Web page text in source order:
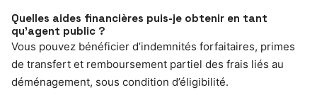
Quelles aides financières puis-je obtenir en tant
qu’agent public ?
Vous pouvez bénéficier d’indemnités forfaitaires, primes
de transfert et remboursement partiel des frais liés au
déménagement, sous condition d’éligibilité.